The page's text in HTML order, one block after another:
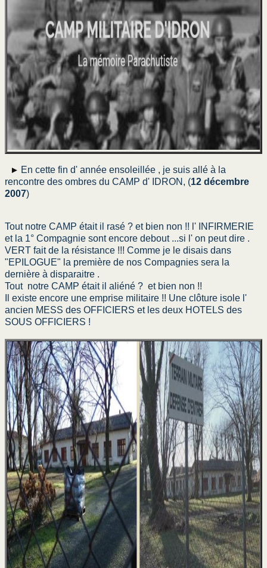
La neige et le feu
De Jebsheim à Avord
39/45 et 1° RCP
Avec Les Paras du 1°
Vosges & Alsace
Dien Bien Phu
L’escadron en Algérie
Algérie jumelles
L'Algérie 1er RCP
1er RCP Algérie
Royal Auvergne AFN
Noir 1 en Algérie
1er RCP et le Putsch
Mort pour la France
IDRON LE CAMP
Camp du Hameau
Mémoire d’anciens
Nieuport
Moulins les Metz
Agrès et tour d'Idron
► En cette fin d' année ensoleillée , je suis allé à la
rencontre des ombres du CAMP d' IDRON, (12 décembre
2007)
Tout notre CAMP était il rasé ? et bien non !! l' INFIRMERIE
et la 1° Compagnie sont encore debout ...si l' on peut dire .
VERT fait de la résistance !!! Comme je le disais dans
"EPILOGUE" la première de nos Compagnies sera la
dernière à disparaitre .
Tout notre CAMP était il aliéné ? et bien non !!
Il existe encore une emprise militaire !! Une clôture isole l'
ancien MESS des OFFICIERS et les deux HOTELS des
SOUS OFFICIERS !